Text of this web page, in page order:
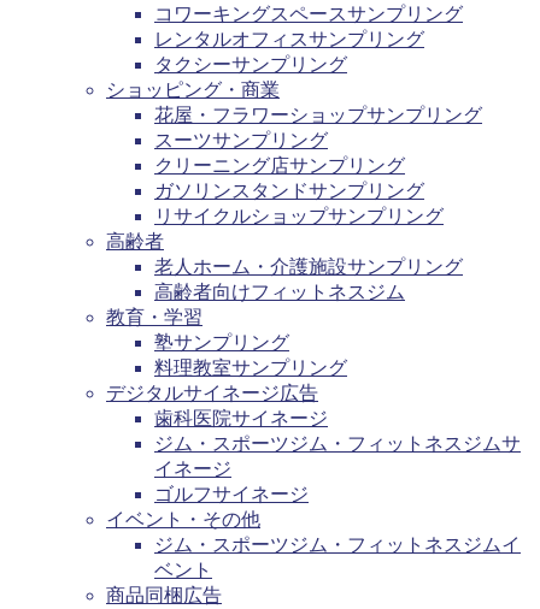
コワーキングスペースサンプリング
レンタルオフィスサンプリング
タクシーサンプリング
ショッピング・商業
花屋・フラワーショップサンプリング
スーツサンプリング
クリーニング店サンプリング
ガソリンスタンドサンプリング
リサイクルショップサンプリング
高齢者
老人ホーム・介護施設サンプリング
高齢者向けフィットネスジム
教育・学習
塾サンプリング
料理教室サンプリング
デジタルサイネージ広告
歯科医院サイネージ
ジム・スポーツジム・フィットネスジムサ
イネージ
ゴルフサイネージ
イベント・その他
ジム・スポーツジム・フィットネスジムイ
ベント
商品同梱広告